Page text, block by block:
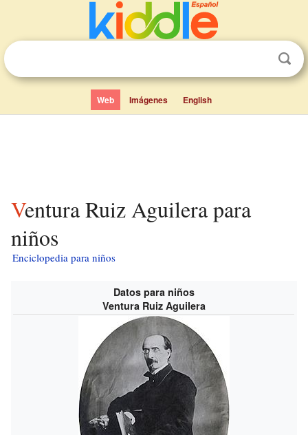
Web Imágenes English
Ventura Ruiz Aguilera para
niños
Enciclopedia para niños
Datos para niños
Ventura Ruiz Aguilera